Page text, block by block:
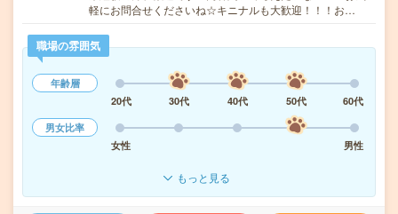
軽にお問合せくださいね☆キニナルも大歓迎！！！お…
職場の雰囲気
年齢層
20代
30代 40代 50代
60代
男女比率
女性
男性
もっと見る